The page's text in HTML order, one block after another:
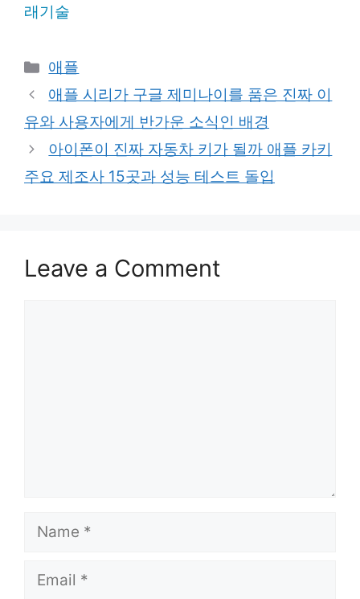
래기술
Categories
애플
애플 시리가 구글 제미나이를 품은 진짜 이
유와 사용자에게 반가운 소식인 배경
아이폰이 진짜 자동차 키가 될까 애플 카키
주요 제조사 15곳과 성능 테스트 돌입
Leave a Comment
Name
Email